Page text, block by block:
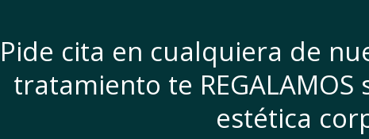
Pide cita en cualquiera de
tratamiento te
estética